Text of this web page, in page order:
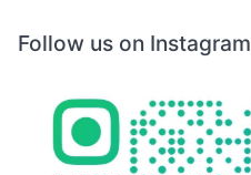
Follow us on Instagram